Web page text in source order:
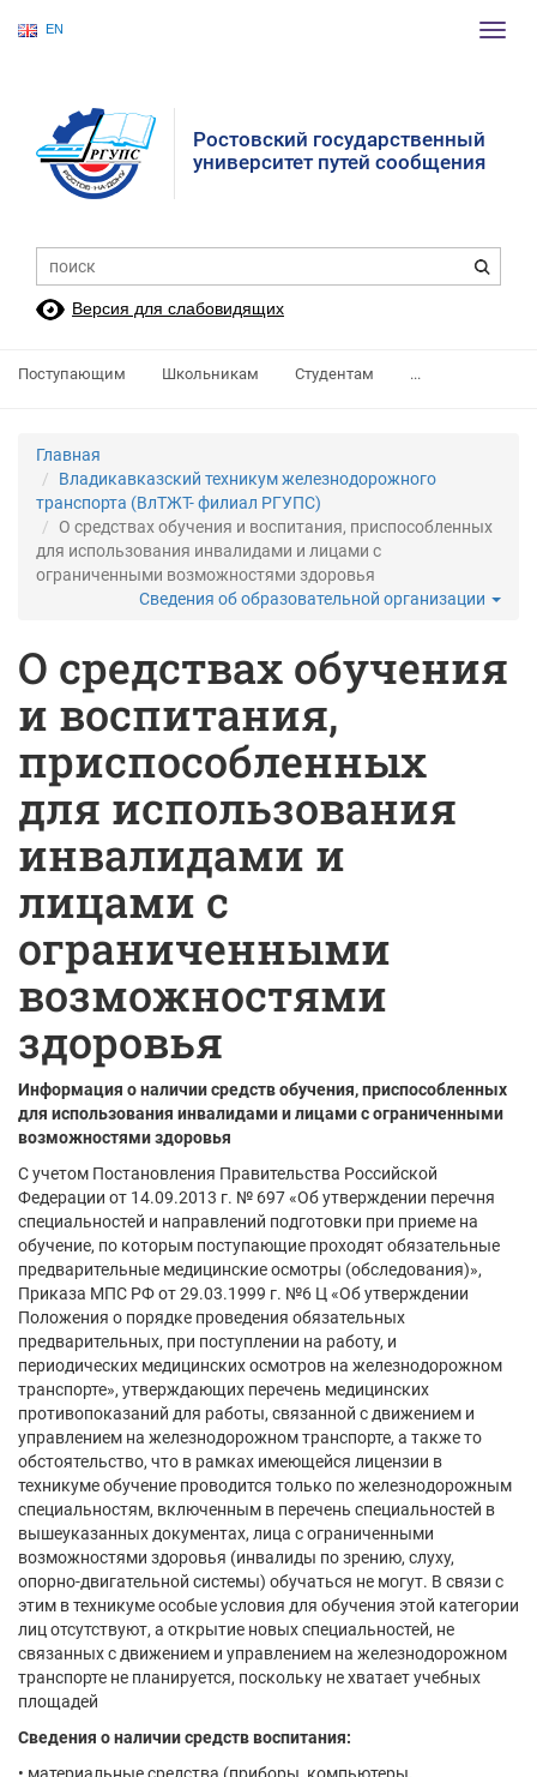
EN
Ростовский государственный
университет путей сообщения
Версия для слабовидящих
Поступающим Школьникам Студентам ...
Главная
Владикавказский техникум железнодорожного
транспорта (ВлТЖТ- филиал РГУПС)
О средствах обучения и воспитания, приспособленных
для использования инвалидами и лицами с
ограниченными возможностями здоровья
Сведения об образовательной организации
О средствах обучения
и воспитания,
приспособленных
для использования
инвалидами и
лицами с
ограниченными
возможностями
здоровья
Информация о наличии средств обучения, приспособленных
для использования инвалидами и лицами с ограниченными
возможностями здоровья
С учетом Постановления Правительства Российской
Федерации от 14.09.2013 г. № 697 «Об утверждении перечня
специальностей и направлений подготовки при приеме на
обучение, по которым поступающие проходят обязательные
предварительные медицинские осмотры (обследования)»,
Приказа МПС РФ от 29.03.1999 г. №6 Ц «Об утверждении
Положения о порядке проведения обязательных
предварительных, при поступлении на работу, и
периодических медицинских осмотров на железнодорожном
транспорте», утверждающих перечень медицинских
противопоказаний для работы, связанной с движением и
управлением на железнодорожном транспорте, а также то
обстоятельство, что в рамках имеющейся лицензии в
техникуме обучение проводится только по железнодорожным
специальностям, включенным в перечень специальностей в
вышеуказанных документах, лица с ограниченными
возможностями здоровья (инвалиды по зрению, слуху,
опорно-двигательной системы) обучаться не могут. В связи с
этим в техникуме особые условия для обучения этой категории
лиц отсутствуют, а открытие новых специальностей, не
связанных с движением и управлением на железнодорожном
транспорте не планируется, поскольку не хватает учебных
площадей
Сведения о наличии средств воспитания: